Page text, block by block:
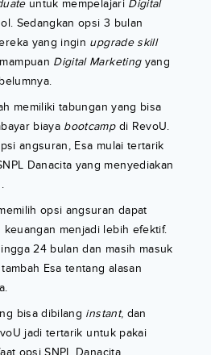
untuk mempelajari Digital
Sedangkan opsi 3 bulan
yang ingin upgrade skill
Digital Marketingyang
memiliki tabungan yang bisa
biaya bootcampdi RevoU.
angsuran, Esa mulai tertarik
Danacita yang menyediakan
opsi angsuran dapat
keuangan menjadi lebih efektif.
24 bulan dan masih masuk
Esa tentang alasan
bisa dibilang instant, dan
jadi tertarik untuk pakai
opsi SNPL Danacita,